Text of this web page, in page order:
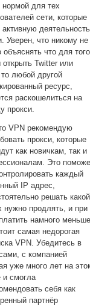
нормой для тех
сети, которые
активную деятельность
Уверен, что никому не
объяснять что для
открыть Twitter или
то любой другой
ресурс,
раскошелиться на
прокси.
VPN рекомендую
прокси, которые
как новичкам, так и
Это
каждый
IP адрес,
решать какой
нужно продлять, и при
намного
самая недорогая
VPN. Убедитесь в
с компанией
уже много лет на
и смогла
себя как
партнёр